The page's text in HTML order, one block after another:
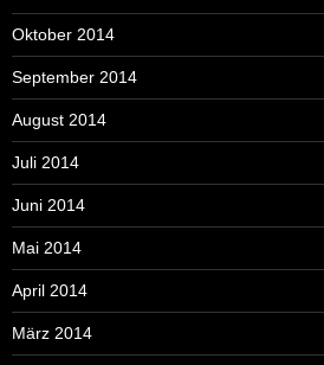
Oktober 2014
September 2014
August 2014
Juli 2014
Juni 2014
Mai 2014
April 2014
März 2014